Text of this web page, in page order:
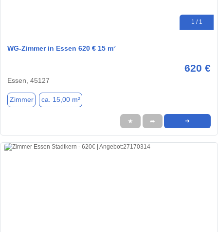
1 / 1
WG-Zimmer in Essen 620 € 15 m²
620 €
Essen, 45127
Zimmer ca. 15,00 m²
★ ➦ ➜